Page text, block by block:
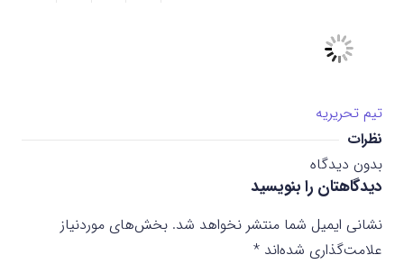
تیم تحریریه
نظرات
بدون دیدگاه
دیدگاهتان را بنویسید
نشانی ایمیل شما منتشر نخواهد شد. بخش‌های موردنیاز
علامت‌گذاری شده‌اند *